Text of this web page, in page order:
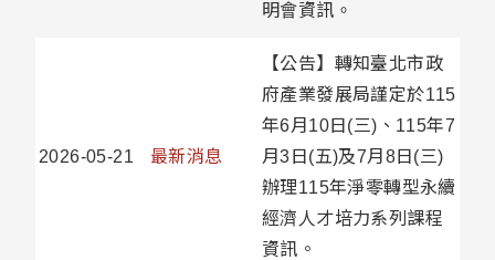
明會資訊。
2026-05-21 最新消息
【公告】轉知臺北市政
府產業發展局謹定於115
年6月10日(三)、115年7
月3日(五)及7月8日(三)
辦理115年淨零轉型永續
經濟人才培力系列課程
資訊。